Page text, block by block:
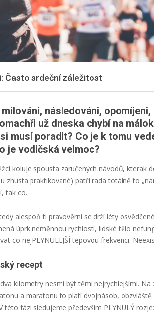
Často srdeční záležitost
následováni,
už dneska chybí na
musí poradit? Co je k tomu
je vodičská velmoc?
koluje spousta zaručených návodů, kterak
zhusta praktikované) patří rada totálně to
tak co.
alespoň ti pravověrní se drží léty
úprk neměnnou rychlostí, lidské tělo
co nejPLYNULEJŠÍ tepovou frekvenci.
recept
kilometry nesmí být těmi nejrychlejšími.
a maratonu to platí dvojnásob,
této fázi sledujeme především PLYNULÝ